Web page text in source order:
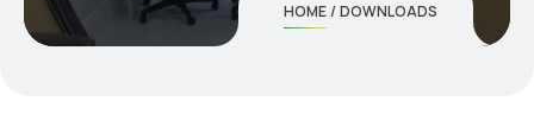
HOME DOWNLOADS